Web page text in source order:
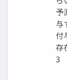
予
与
付
存
3